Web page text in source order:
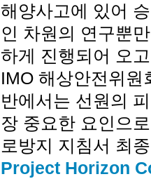
해양사고에 있어
인 차원의 연구뿐
하게 진행되어 오
IMO 해상안전위
반에서는 선원의
장 중요한 요인으
로방지 지침서 최
Project Horizon